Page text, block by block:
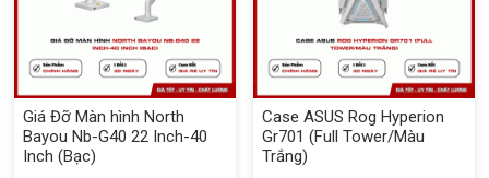
Giá Đỡ Màn hình North
Bayou Nb-G40 22 Inch-40
Inch (Bạc)
Case ASUS Rog Hyperion
Gr701 (Full Tower/Màu
Trắng)